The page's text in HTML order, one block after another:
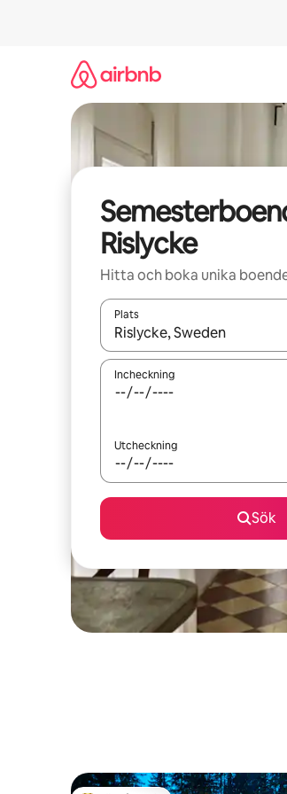
Rislycke
Hitta och boka unika
Plats
När resultaten är tillgängliga
Incheckning
Utcheckning
Sök